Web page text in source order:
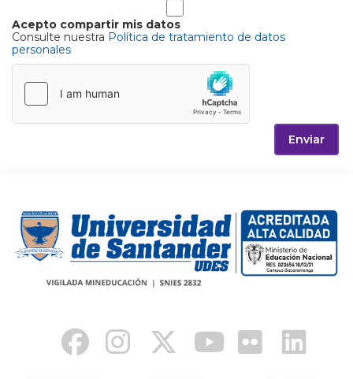
Acepto compartir mis datos
Consulte nuestra Política de tratamiento de datos
personales
Enviar